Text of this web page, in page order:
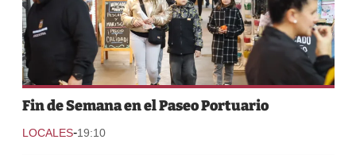
Fin de Semana en el Paseo Portuario
LOCALES-19:10